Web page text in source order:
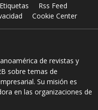
Etiquetas
Rss Feed
Cookie Center
de revistas y
sobre temas de
Su misión es
en las organizaciones de